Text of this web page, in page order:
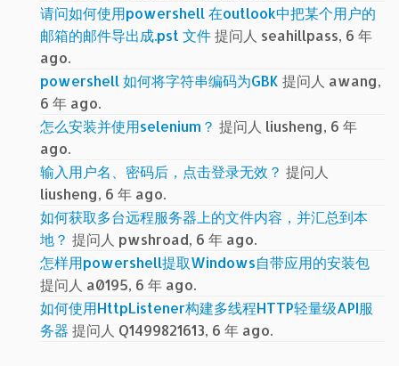
请问如何使用powershell 在outlook中把某个用户的
邮箱的邮件导出成.pst 文件提问人 seahillpass, 6 年
ago.
powershell 如何将字符串编码为GBK 提问人 awang,
6 年 ago.
怎么安装并使用selenium？ 提问人 liusheng, 6 年
ago.
输入用户名、密码后，点击登录无效？ 提问人
liusheng, 6 年 ago.
如何获取多台远程服务器上的文件内容，并汇总到本
地？ 提问人 pwshroad, 6 年 ago.
怎样用powershell提取Windows自带应用的安装包
提问人 a0195, 6 年 ago.
如何使用HttpListener构建多线程HTTP轻量级API服
务器 提问人 Q1499821613, 6 年 ago.